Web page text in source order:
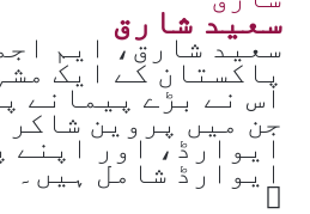
سعید شارق
اس نے بڑے پیمانے
جن میں پروین
ایوارڈ شامل ہیں۔
Website